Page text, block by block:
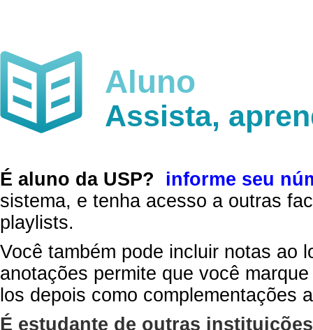
Aluno
Assista,
É aluno da USP?
informe seu
sistema, e tenha acesso a outras
playlists.
Você também pode incluir notas ao
anotações permite que você
los depois como complementações
É estudante de outras